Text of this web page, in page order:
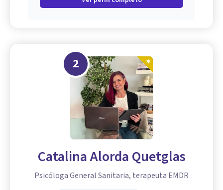
2
Catalina Alorda Quetglas
Psicóloga General Sanitaria, terapeuta EMDR